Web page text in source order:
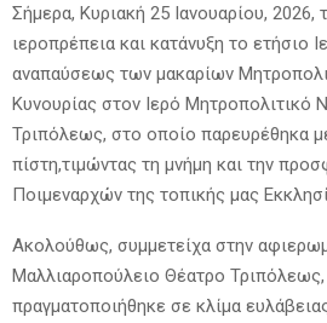
Σήμερα, Κυριακή 25 Ιανουαρίου, 2026,
ιεροπρέπεια και κατάνυξη το ετήσιο
αναπαύσεως των μακαρίων
Κυνουρίας στον Ιερό Μητροπολιτικό
Τριπόλεως, στο οποίο παρευρέθηκα
πίστη,τιμώντας τη μνήμη και την
Ποιμεναρχών της τοπικής μας
Ακολούθως, συμμετείχα στην
Μαλλιαροπούλειο Θέατρο
πραγματοποιήθηκε σε κλίμα